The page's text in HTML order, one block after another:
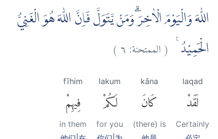
اللّٰهَ وَالْيَوْمَ الْاٰخِرَۗ وَمَنْ يَّتَوَلَّ فَاِنَّ اللّٰهَ هُوَ الْغَنِيُّ
الْحَمِيْدُ ࣖ (الممتحنة:٦)
laqad
لَقَدْ
Certainly
kāna
كَانَ
(there) is
lakum
لَكُمْ
for you
fīhim
فِيهِمْ
in them